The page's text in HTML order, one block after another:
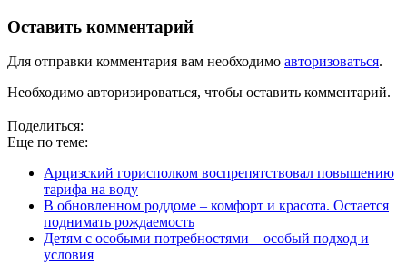
Оставить комментарий
Для отправки комментария вам необходимо авторизоваться.
Необходимо авторизироваться, чтобы оставить комментарий.
Поделиться:
Еще по теме:
Арцизский горисполком воспрепятствовал повышению
тарифа на воду
В обновленном роддоме – комфорт и красота. Остается
поднимать рождаемость
Детям с особыми потребностями – особый подход и
условия